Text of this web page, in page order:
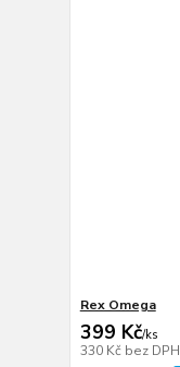
Rex Omega
399 Kč/ks
330 Kč bez DPH